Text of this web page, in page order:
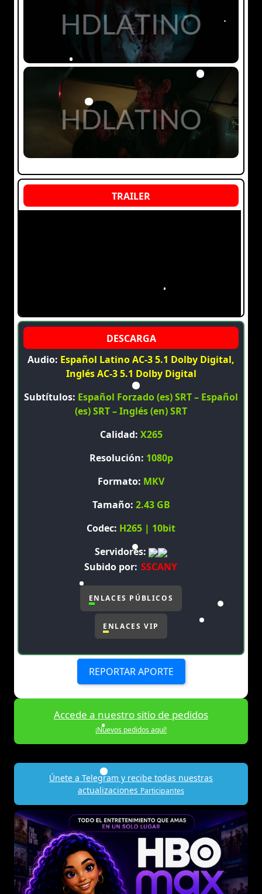
Audio: Español Latino AC-3 5.1 Dolby Digital,
Inglés AC-3 5.1 Dolby Digital
Subtítulos: Español Forzado (es) SRT – Español
(es) SRT – Inglés (en) SRT
Calidad: X265
Resolución: 1080p
Formato: MKV
Tamaño: 2.43 GB
Codec: H265 | 10bit
Servidores:
Subido por: SSCANY
ENLACES PÚBLICOS
ENLACES VIP
REPORTAR APORTE
Accede a nuestro sitio de pedidos
¡Nuevos pedidos aquí!
Únete a Telegram y recibe todas nuestras
actualizaciones Participantes